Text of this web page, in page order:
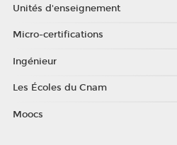
Unités d'enseignement
Micro-certifications
Ingénieur
Les Écoles du Cnam
Moocs